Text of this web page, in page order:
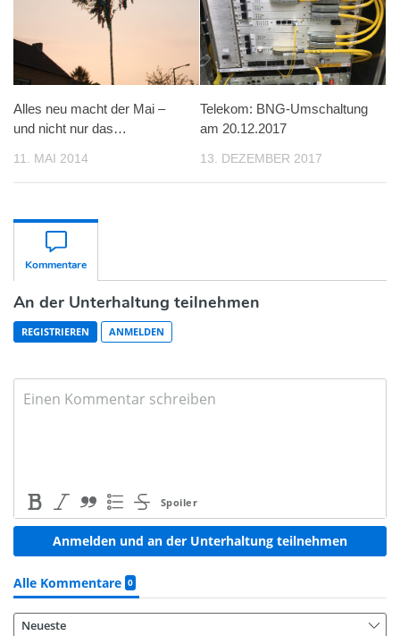
Alles neu macht der Mai –
und nicht nur das…
11. MAI 2014
Telekom: BNG-Umschaltung
am 20.12.2017
13. DEZEMBER 2017